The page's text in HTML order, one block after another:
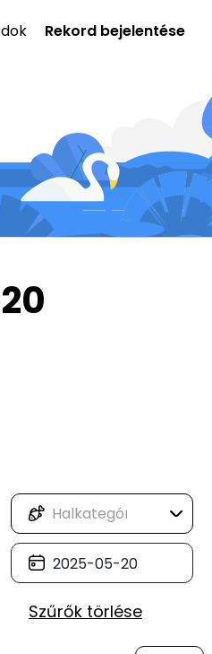
Rekord bejelentése
Szűrők törlése